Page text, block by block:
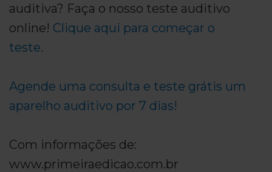
auditiva? Faça o nosso teste auditivo
online! Clique aqui para começar o
teste.
Agende uma consulta e teste grátis um
aparelho auditivo por 7 dias!
Com informações de:
www.primeiraedicao.com.br